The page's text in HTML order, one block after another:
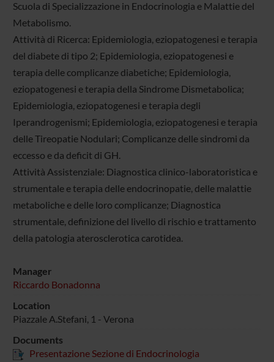
Scuola di Specializzazione in Endocrinologia e Malattie del
Metabolismo.
Attività di Ricerca: Epidemiologia, eziopatogenesi e terapia
del diabete di tipo 2; Epidemiologia, eziopatogenesi e
terapia delle complicanze diabetiche; Epidemiologia,
eziopatogenesi e terapia della Sindrome Dismetabolica;
Epidemiologia, eziopatogenesi e terapia degli
Iperandrogenismi; Epidemiologia, eziopatogenesi e terapia
delle Tireopatie Nodulari; Complicanze delle sindromi da
eccesso e da deficit di GH.
Attività Assistenziale: Diagnostica clinico-laboratoristica e
strumentale e terapia delle endocrinopatie, delle malattie
metaboliche e delle loro complicanze; Diagnostica
strumentale, definizione del livello di rischio e trattamento
della patologia aterosclerotica carotidea.
Manager
Riccardo Bonadonna
Location
Piazzale A.Stefani, 1 - Verona
Documents
Presentazione Sezione di Endocrinologia